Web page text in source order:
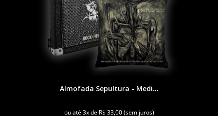
Almofada Sepultura - Medi...
ou até 3x de R$ 33,00 (sem juros)